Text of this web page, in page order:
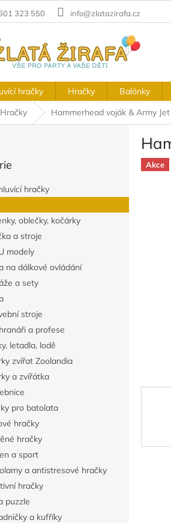
323 550 info@zlatazirafa.cz
hračky Hračky Balónky
Hračky Hammerhead voják & Army
hračky
oblečky, kočárky
a stroje
modely
na dálkové ovládání
a sety
stroje
a profese
letadla, lodě
zvířat Zoolandia
a zvířátka
pro batolata
hračky
hračky
a sport
a antistresové hračky
hračky
puzzle
a kufříky
Akce